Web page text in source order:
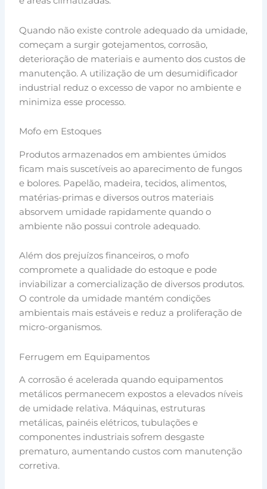
Quando não existe controle adequado da umidade,
começam a surgir gotejamentos, corrosão,
deterioração de materiais e aumento dos custos de
manutenção. A utilização de um desumidificador
industrial reduz o excesso de vapor no ambiente e
minimiza esse processo.
Mofo em Estoques
Produtos armazenados em ambientes úmidos
ficam mais suscetíveis ao aparecimento de fungos
e bolores. Papelão, madeira, tecidos, alimentos,
matérias-primas e diversos outros materiais
absorvem umidade rapidamente quando o
ambiente não possui controle adequado.
Além dos prejuízos financeiros, o mofo
compromete a qualidade do estoque e pode
inviabilizar a comercialização de diversos produtos.
O controle da umidade mantém condições
ambientais mais estáveis e reduz a proliferação de
micro-organismos.
Ferrugem em Equipamentos
A corrosão é acelerada quando equipamentos
metálicos permanecem expostos a elevados níveis
de umidade relativa. Máquinas, estruturas
metálicas, painéis elétricos, tubulações e
componentes industriais sofrem desgaste
prematuro, aumentando custos com manutenção
corretiva.